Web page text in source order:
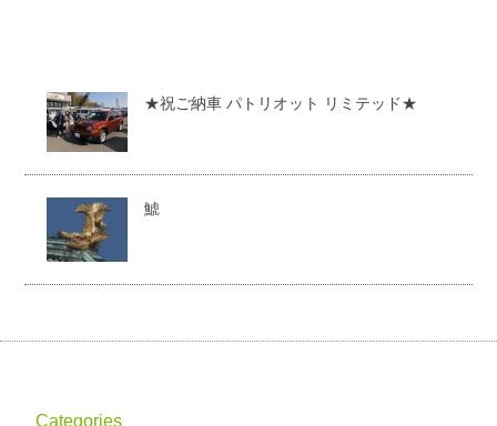
注文販売
柏インター買取事業部 スタッフ紹介
リクルート
★祝ご納車 パトリオット リミテッド★
鯱
Categories